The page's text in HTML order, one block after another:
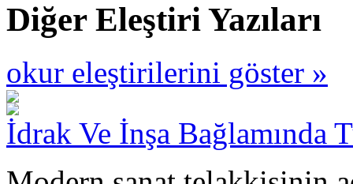
Diğer Eleştiri Yazıları
okur eleştirilerini göster »
İdrak Ve İnşa Bağlamında